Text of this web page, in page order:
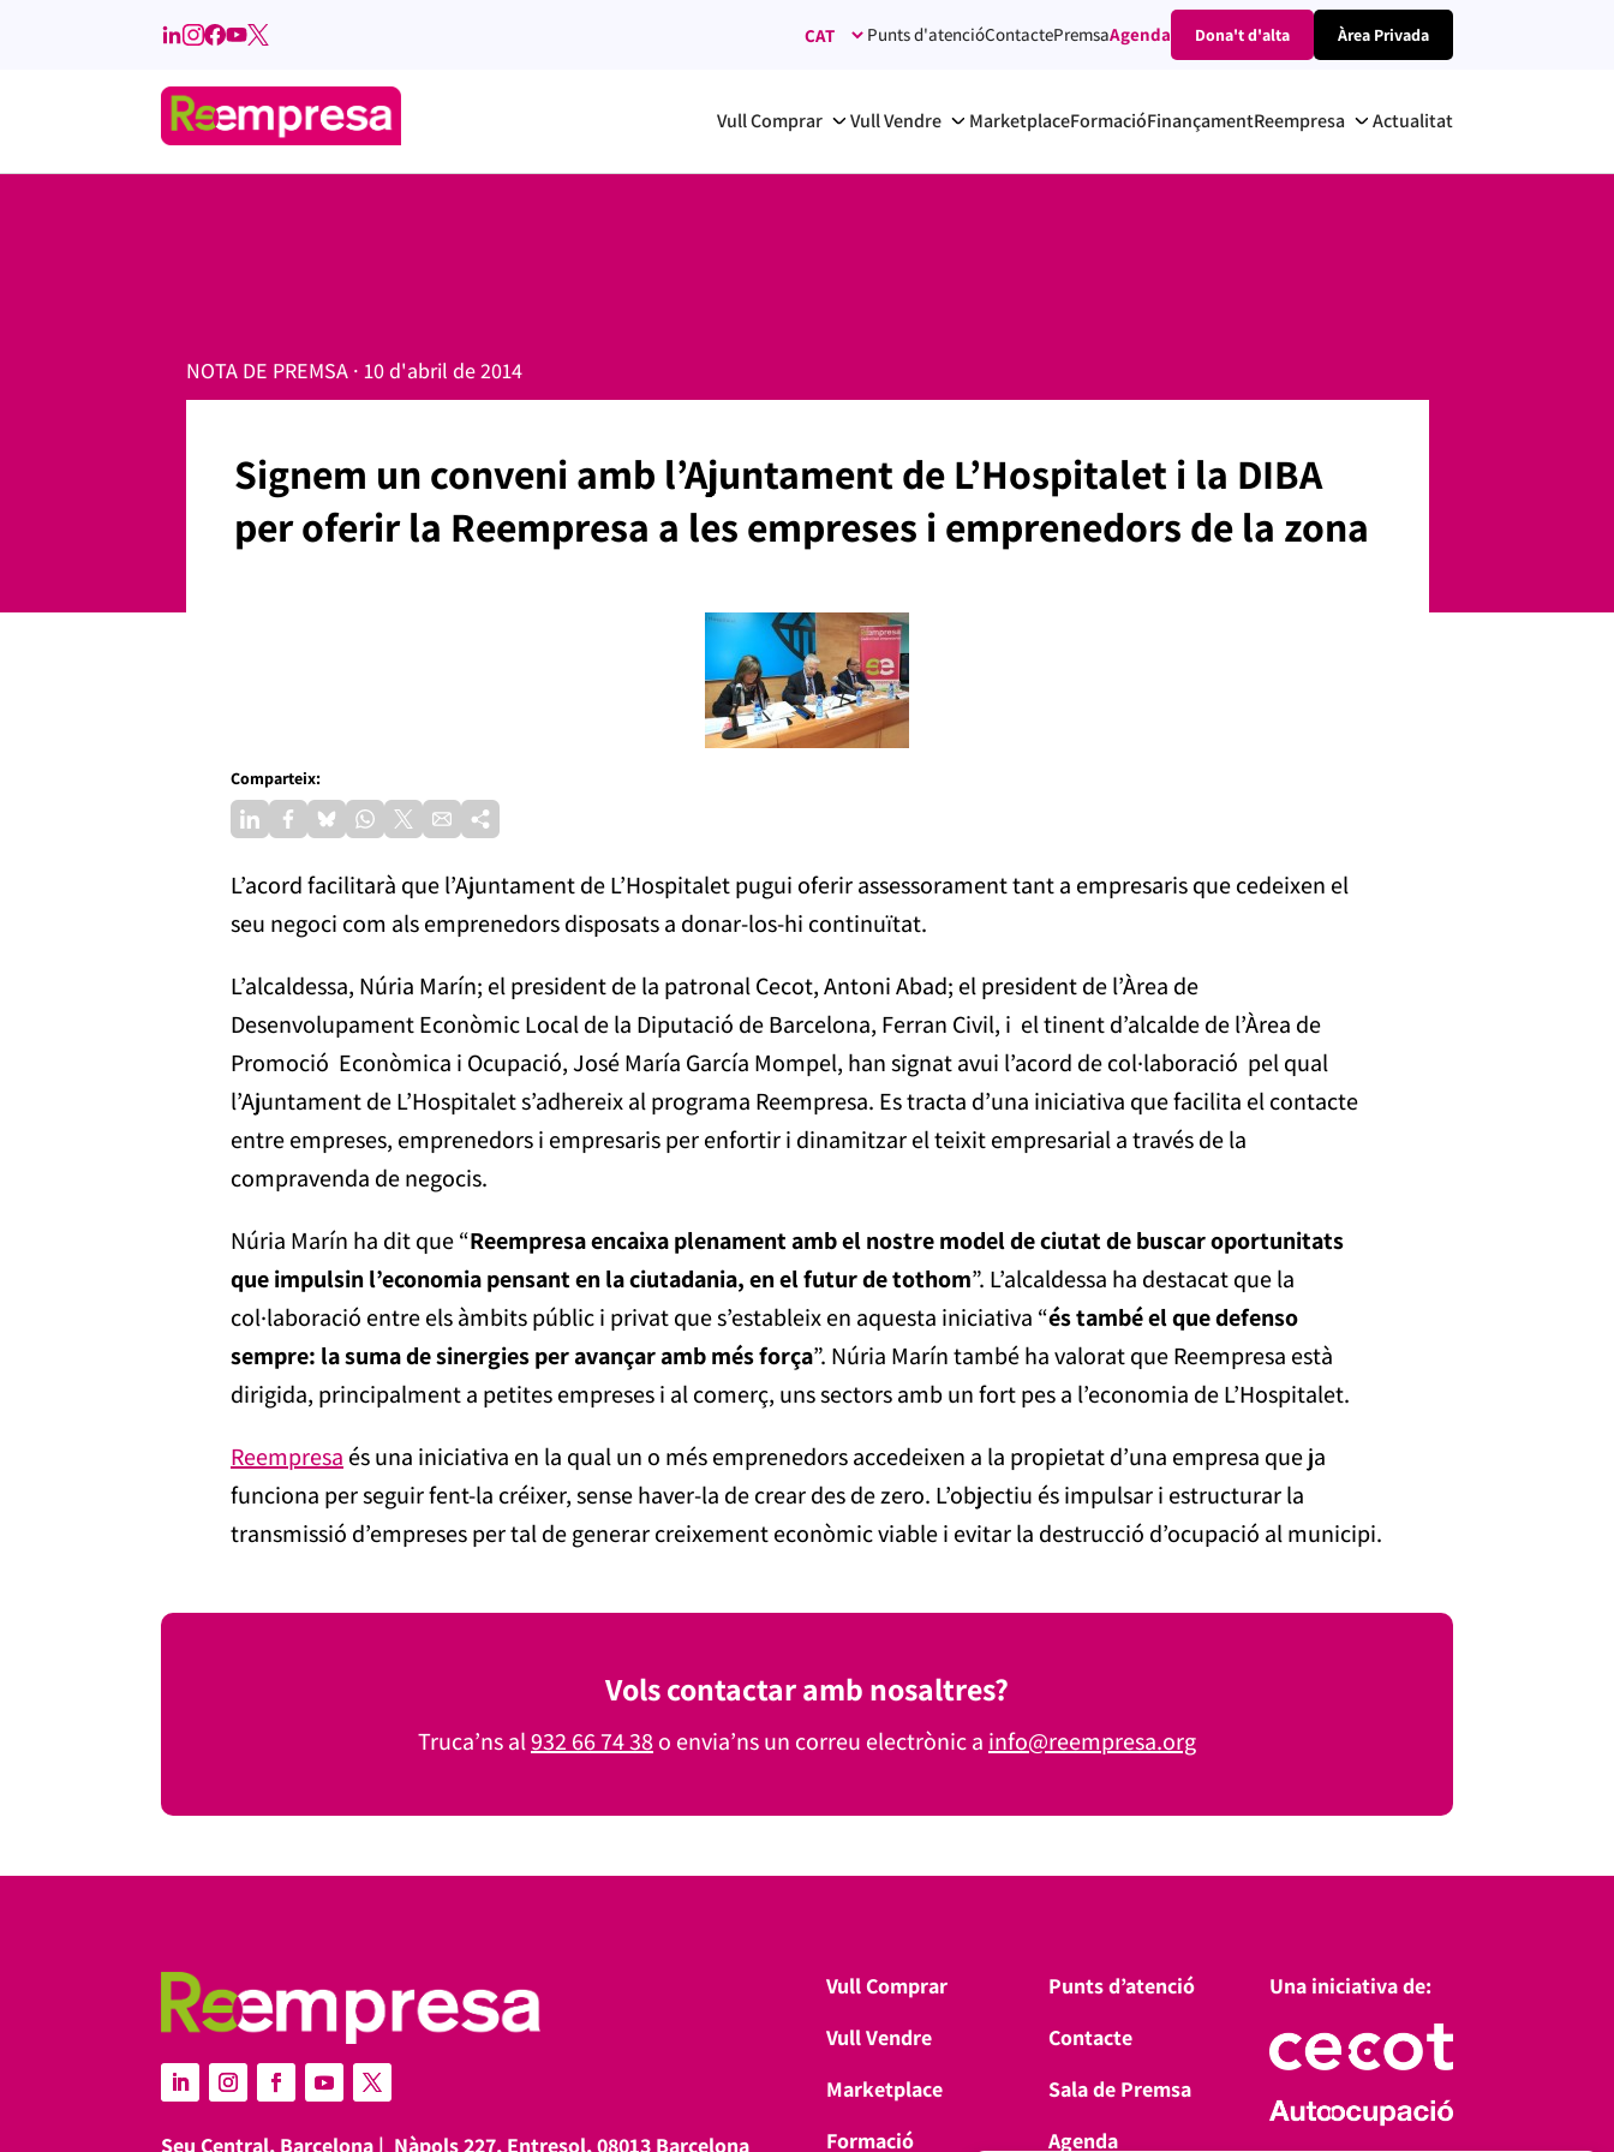
Punts d'atencióContactePremsaAgenda Dona't d'alta Àrea Privada
Vull Comprar Vull Vendre MarketplaceFormacióFinançamentReempresa Actualitat
NOTA DE PREMSA · 10 d'abril de 2014
Signem un conveni amb l’Ajuntament de L’Hospitalet i la DIBA
per oferir la Reempresa a les empreses i emprenedors de la zona
Comparteix:
L’acord facilitarà que l’Ajuntament de L’Hospitalet pugui oferir assessorament tant a empresaris que cedeixen el
seu negoci com als emprenedors disposats a donar-los-hi continuïtat.
L’alcaldessa, Núria Marín; el president de la patronal Cecot, Antoni Abad; el president de l’Àrea de
Desenvolupament Econòmic Local de la Diputació de Barcelona, Ferran Civil, i el tinent d’alcalde de l’Àrea de
Promoció Econòmica i Ocupació, José María García Mompel, han signat avui l’acord de col·laboració pel qual
l’Ajuntament de L’Hospitalet s’adhereix al programa Reempresa. Es tracta d’una iniciativa que facilita el contacte
entre empreses, emprenedors i empresaris per enfortir i dinamitzar el teixit empresarial a través de la
compravenda de negocis.
Núria Marín ha dit que “Reempresa encaixa plenament amb el nostre model de ciutat de buscar oportunitats
que impulsin l’economia pensant en la ciutadania, en el futur de tothom”. L’alcaldessa ha destacat que la
col·laboració entre els àmbits públic i privat que s’estableix en aquesta iniciativa “és també el que defenso
sempre: la suma de sinergies per avançar amb més força”. Núria Marín també ha valorat que Reempresa està
dirigida, principalment a petites empreses i al comerç, uns sectors amb un fort pes a l’economia de L’Hospitalet.
Reempresa és una iniciativa en la qual un o més emprenedors accedeixen a la propietat d’una empresa que ja
funciona per seguir fent-la créixer, sense haver-la de crear des de zero. L’objectiu és impulsar i estructurar la
transmissió d’empreses per tal de generar creixement econòmic viable i evitar la destrucció d’ocupació al municipi.
Vols contactar amb nosaltres?
Truca’ns al932 66 74 38o envia’ns un correu electrònic a info@reempresa.org
Seu Central, Barcelona | Nàpols 227, Entresol, 08013 Barcelona
Vull Comprar
Vull Vendre
Marketplace
Formació
Punts d’atenció
Contacte
Sala de Premsa
Agenda
Una iniciativa de: